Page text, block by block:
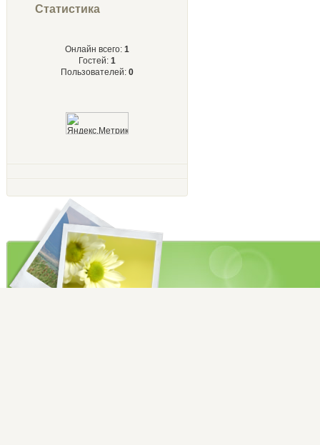
Статистика
Онлайн всего: 1
Гостей: 1
Пользователей: 0